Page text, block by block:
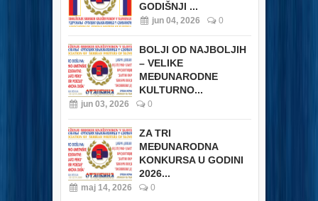
GODIŠNJI ...
jun 04, 2026 0
BOLJI OD NAJBOLJIH
– VELIKE
MEĐUNARODNE
KULTURNO...
jun 03, 2026 0
ZA TRI
MEĐUNARODNA
KONKURSA U GODINI
2026...
maj 14, 2026 0